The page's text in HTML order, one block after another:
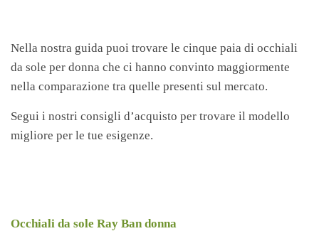
Nella nostra guida puoi trovare le cinque paia di occhiali
da sole per donna che ci hanno convinto maggiormente
nella comparazione tra quelle presenti sul mercato.
Segui i nostri consigli d’acquisto per trovare il modello
migliore per le tue esigenze.
Occhiali da sole Ray Ban donna